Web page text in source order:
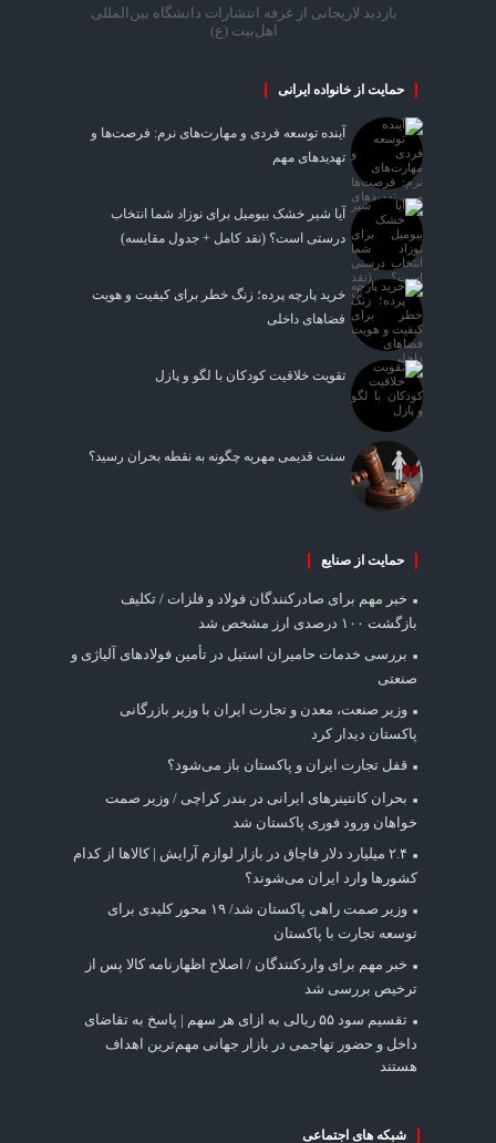
بازدید لاریجانی از غرفه انتشارات دانشگاه بین‌المللی
اهل‌بیت (ع)
حمایت از خانواده ایرانی
آینده توسعه فردی و مهارت‌های نرم: فرصت‌ها و
تهدیدهای مهم
آیا شیر خشک بیومیل برای نوزاد شما انتخاب
درستی است؟ (نقد کامل + جدول مقایسه)
خرید پارچه پرده؛ زنگ خطر برای کیفیت و هویت
فضاهای داخلی
تقویت خلاقیت کودکان با لگو و پازل
سنت قدیمی مهریه چگونه به نقطه بحران رسید؟
حمایت از صنایع
خبر مهم برای صادرکنندگان فولاد و فلزات / تکلیف
بازگشت ۱۰۰ درصدی ارز مشخص شد
بررسی خدمات حامیران استیل در تأمین فولادهای آلیاژی و
صنعتی
وزیر صنعت، معدن و تجارت ایران با وزیر بازرگانی
پاکستان دیدار کرد
قفل تجارت ایران و پاکستان باز می‌شود؟
بحران کانتینر‌های ایرانی در بندر کراچی / وزیر صمت
خواهان ورود فوری پاکستان شد
۲.۴ میلیارد دلار قاچاق در بازار لوازم آرایش | کالاها از کدام
کشورها وارد ایران می‌شوند؟
وزیر صمت راهی پاکستان شد/ ۱۹ محور کلیدی برای
توسعه تجارت با پاکستان
خبر مهم برای واردکنندگان / اصلاح اظهارنامه کالا پس از
ترخیص بررسی شد
تقسیم سود ۵۵ ریالی به ازای هر سهم | پاسخ به تقاضای
داخل و حضور تهاجمی در بازار جهانی مهم‌ترین اهداف
هستند
شبکه های اجتماعی